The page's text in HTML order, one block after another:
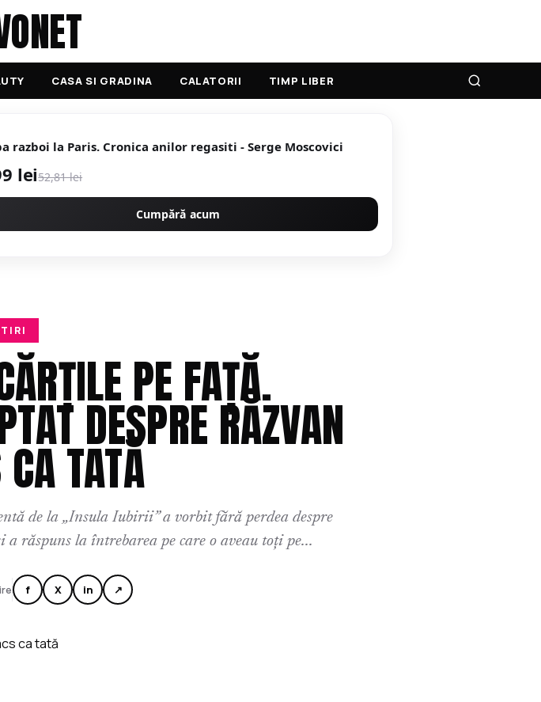
CASA SI GRADINA CALATORII TIMP LIBER
razboi la Paris. Cronica anilor regasiti - Serge Moscovici
lei52,81 lei
Cumpără acum
PE FAȚĂ.
DESPRE RĂZVAN
TATĂ
de la „Insula Iubirii” a vorbit fără perdea despre
răspuns la întrebarea pe care o aveau toți pe...
f X in ↗